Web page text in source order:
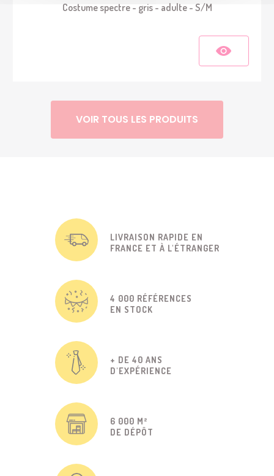
Costume spectre - gris - adulte - S/M
VOIR TOUS LES PRODUITS
LIVRAISON RAPIDE EN
FRANCE ET À L'ÉTRANGER
4 000 RÉFÉRENCES
EN STOCK
+ DE 40 ANS
D'EXPÉRIENCE
6 000 M²
DE DÉPÔT